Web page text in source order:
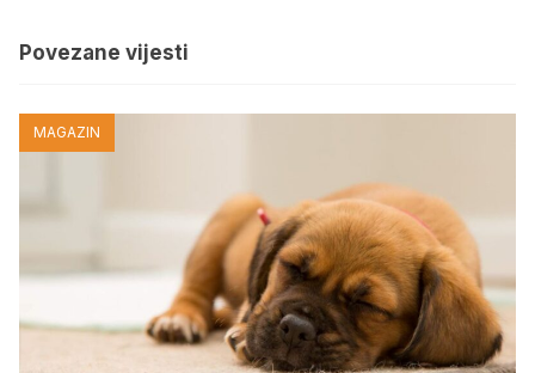
Povezane vijesti
MAGAZIN